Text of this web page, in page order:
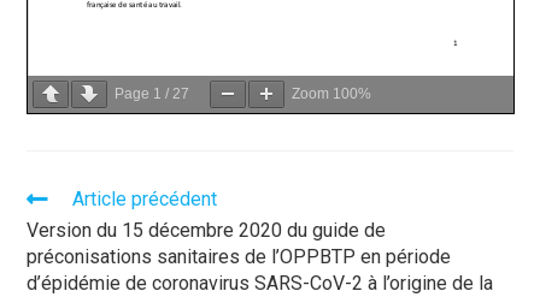
Page 1 /27 Zoom 100%
Article précédent
Version du 15 décembre 2020 du guide de
préconisations sanitaires de l’OPPBTP en période
d’épidémie de coronavirus SARS-CoV-2 à l’origine de la